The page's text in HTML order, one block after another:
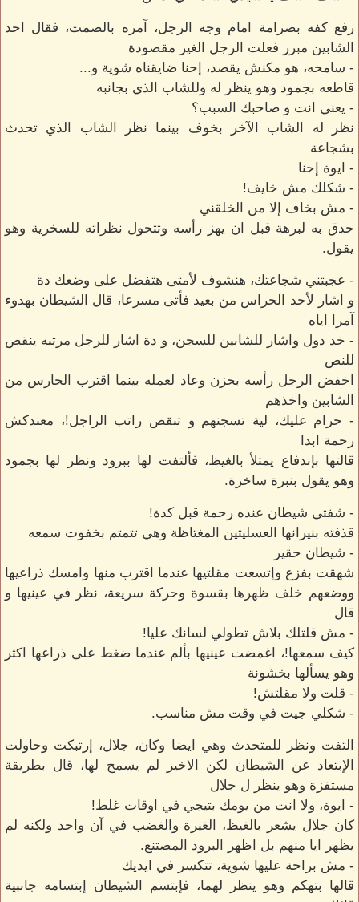
رفع كفه بصرامة امام وجه الرجل، آمره بالصمت، فقال احد
الشابين مبرر فعلت الرجل الغير مقصودة
- سامحه، هو مكنش يقصد، إحنا ضايقناه شوية و...
قاطعه بجمود وهو ينظر له وللشاب الذي بجانبه
- يعني انت و صاحبك السبب؟
نظر له الشاب الآخر بخوف بينما نظر الشاب الذي تحدث
بشجاعة
- ايوة إحنا
- شكلك مش خايف!
- مش بخاف إلا من الخلقني
حدق به لبرهة قبل ان يهز رأسه وتتحول نظراته للسخرية وهو
يقول.
- عجبتني شجاعتك، هنشوف لأمتى هتفضل على وضعك دة
و اشار لأحد الحراس من بعيد فأتى مسرعا، قال الشيطان بهدوء
آمرا اياه
- خد دول واشار للشابين للسجن، و دة اشار للرجل مرتبه ينقص
للنص
اخفض الرجل رأسه بحزن وعاد لعمله بينما اقترب الحارس من
الشابين واخذهم
- حرام عليك، لية تسجنهم و تنقص راتب الراجل!، معندكش
رحمة ابدا
قالتها بإندفاع يمتلأ بالغيظ، فألتفت لها ببرود ونظر لها بجمود
وهو يقول بنبرة ساخرة.
- شفتي شيطان عنده رحمة قبل كدة!
قذفته بنيرانها العسليتين المغتاظة وهي تتمتم بخفوت سمعه
- شيطان حقير
شهقت بفزع وإتسعت مقلتيها عندما اقترب منها وامسك ذراعيها
ووضعهم خلف ظهرها بقسوة وحركة سريعة، نظر في عينيها و
قال
- مش قلتلك بلاش تطولي لسانك عليا!
كيف سمعها!، اغمضت عينيها بألم عندما ضغط على ذراعها اكثر
وهو يسألها بخشونة
- قلت ولا مقلتش!
- شكلي جيت في وقت مش مناسب.
التفت ونظر للمتحدث وهي ايضا وكان، جلال، إرتبكت وحاولت
الإبتعاد عن الشيطان لكن الاخير لم يسمح لها، قال بطريقة
مستفزة وهو ينظر ل جلال
- ايوة، ولا انت من يومك بتيجي في اوقات غلط!
كان جلال يشعر بالغيظ، الغيرة والغضب في آن واحد ولكنه لم
يظهر ايا منهم بل اظهر البرود المصتنع.
- مش براحة عليها شوية، تتكسر في ايديك
قالها بتهكم وهو ينظر لهما، فإبتسم الشيطان إبتسامه جانبية